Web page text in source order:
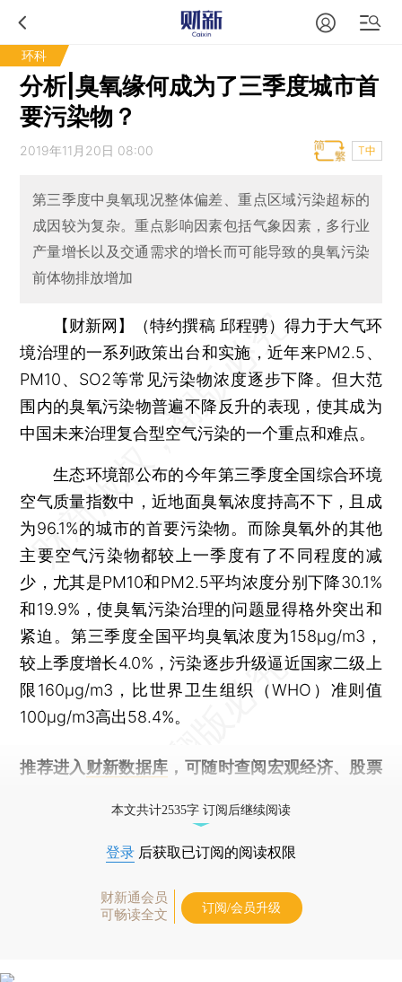
环科
分析|臭氧缘何成为了三季度城市首
要污染物？
2019年11月20日 08:00 T中
第三季度中臭氧现况整体偏差、重点区域污染超标的
成因较为复杂。重点影响因素包括气象因素，多行业
产量增长以及交通需求的增长而可能导致的臭氧污染
前体物排放增加
【财新网】（特约撰稿 邱程骋）得力于大气环
境治理的一系列政策出台和实施，近年来PM2.5、
PM10、SO2等常见污染物浓度逐步下降。但大范
围内的臭氧污染物普遍不降反升的表现，使其成为
中国未来治理复合型空气污染的一个重点和难点。
生态环境部公布的今年第三季度全国综合环境
空气质量指数中，近地面臭氧浓度持高不下，且成
为96.1%的城市的首要污染物。而除臭氧外的其他
主要空气污染物都较上一季度有了不同程度的减
少，尤其是PM10和PM2.5平均浓度分别下降30.1%
和19.9%，使臭氧污染治理的问题显得格外突出和
紧迫。第三季度全国平均臭氧浓度为158μg/m3，
较上季度增长4.0%，污染逐步升级逼近国家二级上
限160μg/m3，比世界卫生组织（WHO）准则值
100μg/m3高出58.4%。
推荐进入 财新数据库 ，可随时查阅宏观经济、股票
本文共计2535字 订阅后继续阅读
登录 后获取已订阅的阅读权限
财新通会员
可畅读全文
订阅/会员升级